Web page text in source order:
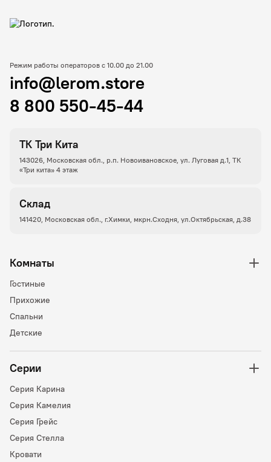
ТК Три Кита
143026, Московская обл., р.п. Новоивановское, ул. Луговая д.1, ТК
«Три кита» 4 этаж
Склад
141420, Московская обл., г.Химки, мкрн.Сходня, ул.Октябрьская, д.38
Режим работы операторов с 10.00 до 21.00
info@lerom.store
8 800 550-45-44
Комнаты
Гостиные
Прихожие
Спальни
Детские
Серии
Серия Карина
Серия Камелия
Серия Грейс
Серия Стелла
Кровати